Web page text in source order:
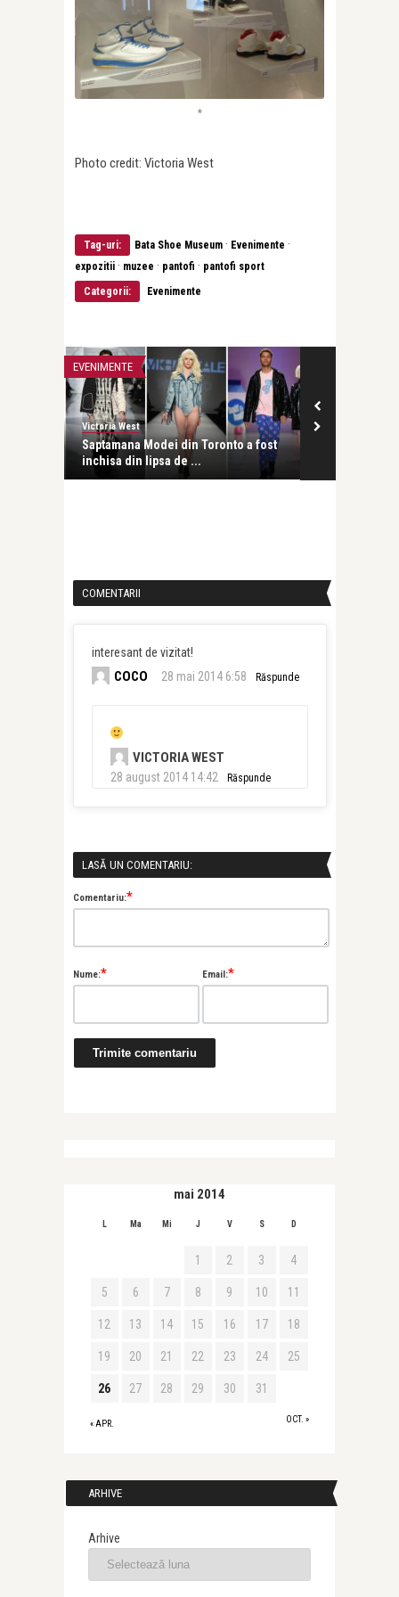
*
Photo credit: Victoria West
Tag-uri: Bata Shoe Museum · Evenimente ·
expozitii · muzee · pantofi · pantofi sport
Categorii:
Evenimente
CANADA
Victoria West
Expozitie aviatica la Bowmanville
COMENTARII
interesant de vizitat!
COCO 28 mai 2014 6:58 Răspunde
VICTORIA WEST
28 august 2014 14:42 Răspunde
LASĂ UN COMENTARIU:
Comentariu:*
Nume:* Email:*
mai 2014
L Ma Mi J V S D
« APR. OCT. »
1 2 3 4
5 6 7 8 9 10 11
12 13 14 15 16 17 18
19 20 21 22 23 24 25
26 27 28 29 30 31
ARHIVE
Arhive